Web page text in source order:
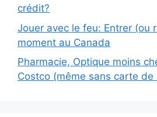
crédit?
Jouer avec le feu: Entrer (ou
moment au Canada
Pharmacie, Optique moins
Costco (même sans carte de